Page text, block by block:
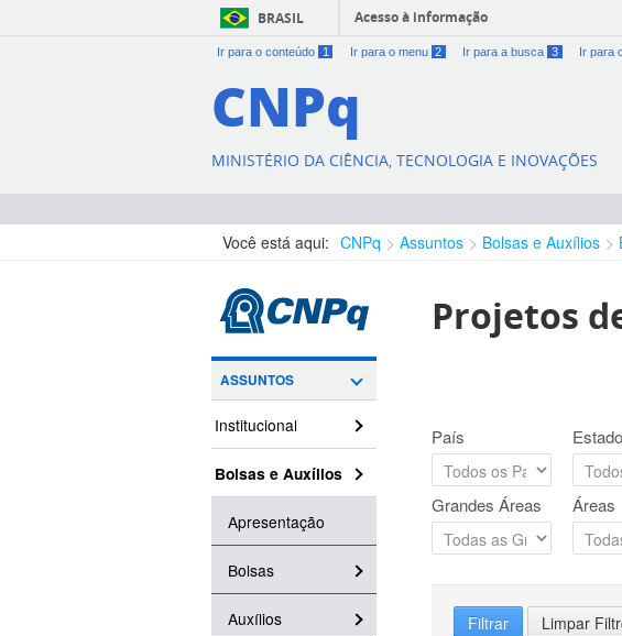
BRASIL Acesso à informação
Ir para o conteúdo 1 Ir para o menu 2 Ir para a busca 3 Ir para
CNPq
MINISTÉRIO DA CIÊNCIA, TECNOLOGIA E INOVAÇÕES
Você está aqui: CNPq Assuntos Bolsas e Auxílios
ASSUNTOS
Institucional
Bolsas e Auxílios
Apresentação
Bolsas
Auxílios
Projetos
País
Grandes Áreas Áreas
Filtrar Limpar